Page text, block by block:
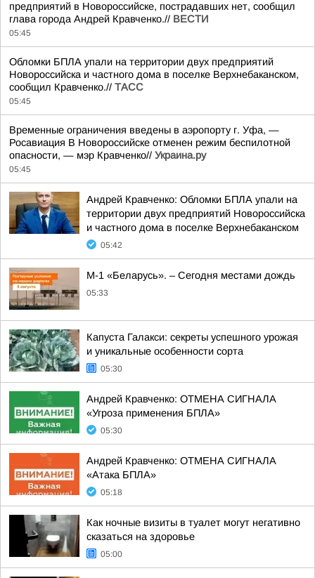
предприятий в Новороссийске, пострадавших нет, сообщил
глава города Андрей Кравченко.// ВЕСТИ
05:45
Обломки БПЛА упали на территории двух предприятий
Новороссийска и частного дома в поселке Верхнебаканском,
сообщил Кравченко.// ТАСС
05:45
Временные ограничения введены в аэропорту г. Уфа, —
Росавиация В Новороссийске отменен режим беспилотной
опасности, — мэр Кравченко// Украина.ру
05:45
Андрей Кравченко: Обломки БПЛА упали на
территории двух предприятий Новороссийска
и частного дома в поселке Верхнебаканском
05:42
М-1 «Беларусь». – Сегодня местами дождь
05:33
Капуста Галакси: секреты успешного урожая
и уникальные особенности сорта
05:30
Андрей Кравченко: ОТМЕНА СИГНАЛА
«Угроза применения БПЛА»
05:30
Андрей Кравченко: ОТМЕНА СИГНАЛА
«Атака БПЛА»
05:18
Как ночные визиты в туалет могут негативно
сказаться на здоровье
05:00